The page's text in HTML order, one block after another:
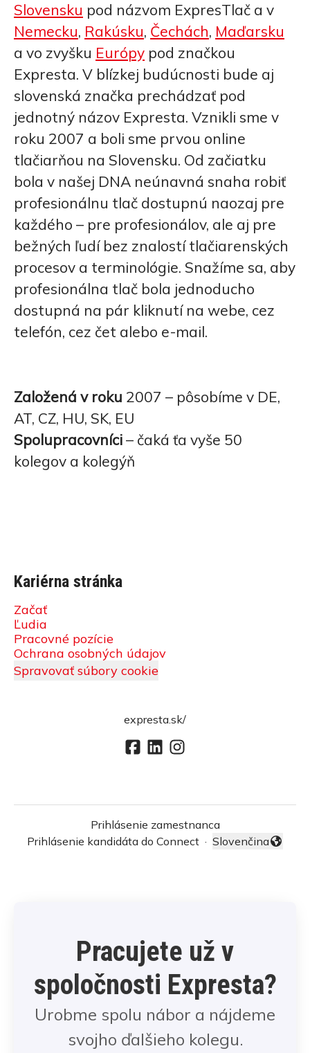
Slovensku pod názvom ExpresTlač a v
Nemecku, Rakúsku, Čechách, Maďarsku
a vo zvyšku Európy pod značkou
Expresta. V blízkej budúcnosti bude aj
slovenská značka prechádzať pod
jednotný názov Expresta. Vznikli sme v
roku 2007 a boli sme prvou online
tlačiarňou na Slovensku. Od začiatku
bola v našej DNA neúnavná snaha robiť
profesionálnu tlač dostupnú naozaj pre
každého – pre profesionálov, ale aj pre
bežných ľudí bez znalostí tlačiarenských
procesov a terminológie. Snažíme sa, aby
profesionálna tlač bola jednoducho
dostupná na pár kliknutí na webe, cez
telefón, cez čet alebo e-mail.
Založená v roku 2007 – pôsobíme v DE,
AT, CZ, HU, SK, EU
Spolupracovníci– čaká ťa vyše 50
kolegov a kolegýň
Kariérna stránka
Začať
Ľudia
Pracovné pozície
Ochrana osobných údajov
Spravovať súbory cookie
expresta.sk/
Prihlásenie zamestnanca
Prihlásenie kandidáta do Connect ·
Zmeniť jazyk
Slovenčina
Pracujete už v
spoločnosti Expresta?
Urobme spolu nábor a nájdeme
svojho ďalšieho kolegu.